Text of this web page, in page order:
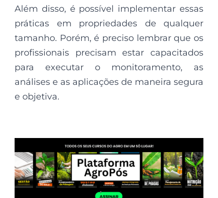
Além disso, é possível implementar essas
práticas em propriedades de qualquer
tamanho. Porém, é preciso lembrar que os
profissionais precisam estar capacitados
para executar o monitoramento, as
análises e as aplicações de maneira segura
e objetiva.